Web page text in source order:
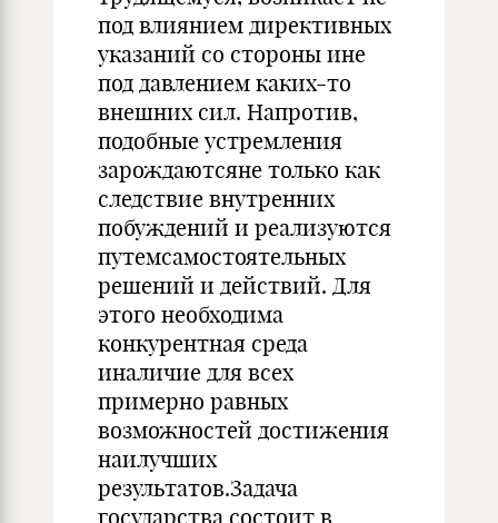
под влиянием директивных
указаний со стороны ине
под давлением каких-то
внешних сил. Напротив,
подобные устремления
зарождаютсяне только как
следствие внутренних
побуждений и реализуются
путемсамостоятельных
решений и действий. Для
этого необходима
конкурентная среда
иналичие для всех
примерно равных
возможностей достижения
наилучших
результатов.Задача
государства состоит в